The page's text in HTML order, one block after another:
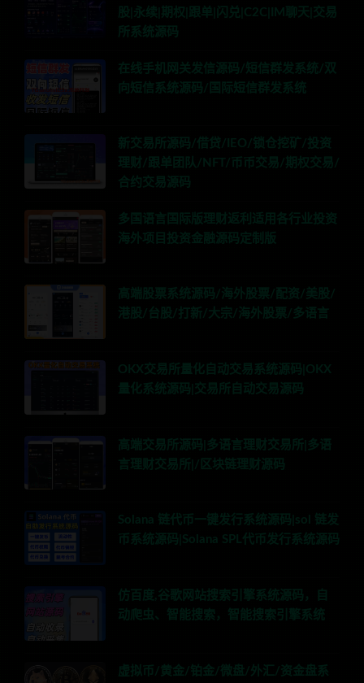
股|永续|期权|跟单|闪兑|C2C|IM聊天|交易
所系统源码
在线手机网关发信源码/短信群发系统/双
向短信系统源码/国际短信群发系统
新交易所源码/借贷/IEO/锁仓挖矿/投资
理财/跟单团队/NFT/币币交易/期权交易/
合约交易源码
多国语言国际版理财返利适用各行业投资
海外项目投资金融源码定制版
高端股票系统源码/海外股票/配资/美股/
港股/台股/打新/大宗/海外股票/多语言
OKX交易所量化自动交易系统源码|OKX
量化系统源码|交易所自动交易源码
高端交易所源码|多语言理财交易所|多语
言理财交易所|/区块链理财源码
Solana 链代币一键发行系统源码|sol 链发
币系统源码|Solana SPL代币发行系统源码
仿百度,谷歌网站搜索引擎系统源码，自
动爬虫、智能搜索，智能搜索引擎系统
虚拟币/黄金/铂金/微盘/外汇/资金盘系